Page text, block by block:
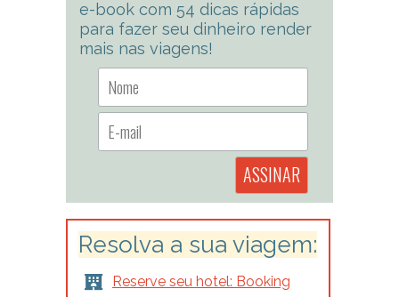
e-book com 54 dicas rápidas
para fazer seu dinheiro render
mais nas viagens!
Resolva a sua viagem:
Reserve seu hotel: Booking